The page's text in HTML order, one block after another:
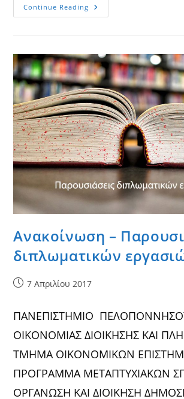
Continue Reading ΕΥΧΕΣ
Δ/
ΠΑΝΑΓΙΩΤΗ
–
ΠΑΣΧΑ
2017
Ανακοίνωση –
διπλωματικών
Post7 Απριλίου 2017
ΠΑΝΕΠΙΣΤΗΜΙΟ
ΟΙΚΟΝΟΜΙΑΣ ΔΙΟΙΚΗΣΗΣ ΚΑΙ
ΤΜΗΜΑ ΟΙΚΟΝΟΜΙΚΩΝ
ΠΡΟΓΡΑΜΜΑ ΜΕΤΑΠΤΥΧΙΑΚΩΝ
ΟΡΓΑΝΩΣΗ ΚΑΙ ΔΙΟΙΚΗΣΗ